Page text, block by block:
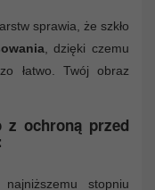
sprawia, że szkło
, dzięki czemu
łatwo. Twój obraz
z ochroną przed
stopniu